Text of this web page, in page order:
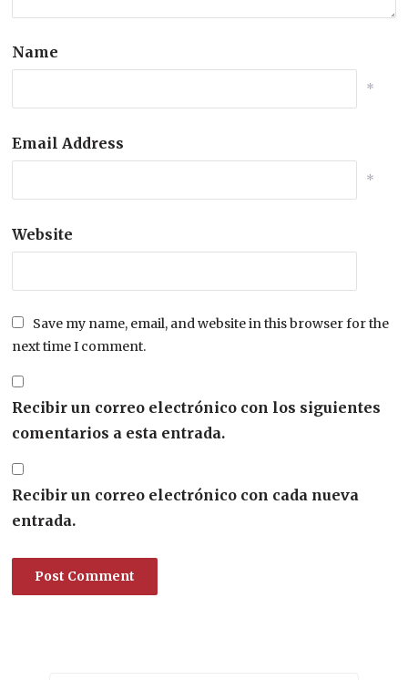
Name
*
Email Address
*
Website
Save my name, email, and website in this browser for the
next time I comment.
Recibir un correo electrónico con los siguientes
comentarios a esta entrada.
Recibir un correo electrónico con cada nueva
entrada.